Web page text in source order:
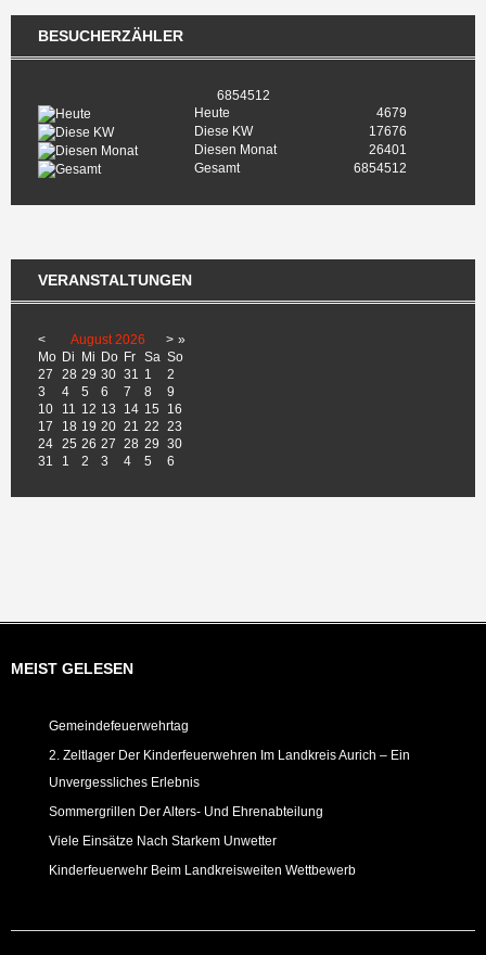
BESUCHERZÄHLER
6854512
Heute
4679
Diese KW
17676
Diesen Monat
26401
Gesamt
6854512
VERANSTALTUNGEN
< August 2026 > »
Mo Di Mi Do Fr Sa So
27
28 29 30 31 1
2
3
4 5 6 7 8
9
10
11 12 13 14 15
16
17
18 19 20 21 22 23
24 25 26 27 28 29 30
31
1 2 3 4 5 6
MEIST GELESEN
Gemeindefeuerwehrtag
2. Zeltlager Der Kinderfeuerwehren Im Landkreis Aurich – Ein
Unvergessliches Erlebnis
Sommergrillen Der Alters- Und Ehrenabteilung
Viele Einsätze Nach Starkem Unwetter
Kinderfeuerwehr Beim Landkreisweiten Wettbewerb